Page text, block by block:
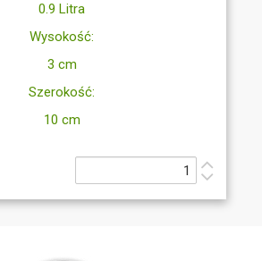
0.9 Litra
Wysokość:
3 cm
Szerokość:
10 cm